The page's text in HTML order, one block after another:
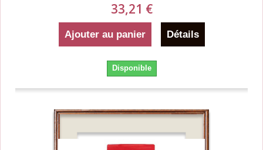
33,21 €
Ajouter au panier Détails
Disponible